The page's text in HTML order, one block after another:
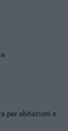
per abitazioni e